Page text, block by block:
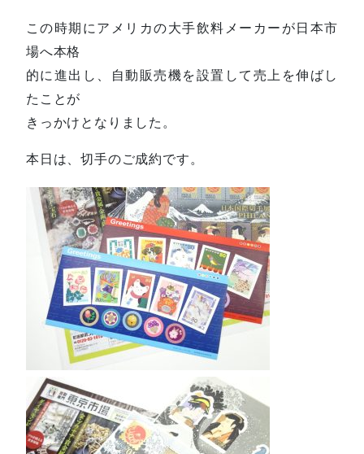
この時期にアメリカの大手飲料メーカーが日本市
場へ本格
的に進出し、自動販売機を設置して売上を伸ばし
たことが
きっかけとなりました。
本日は、切手のご成約です。